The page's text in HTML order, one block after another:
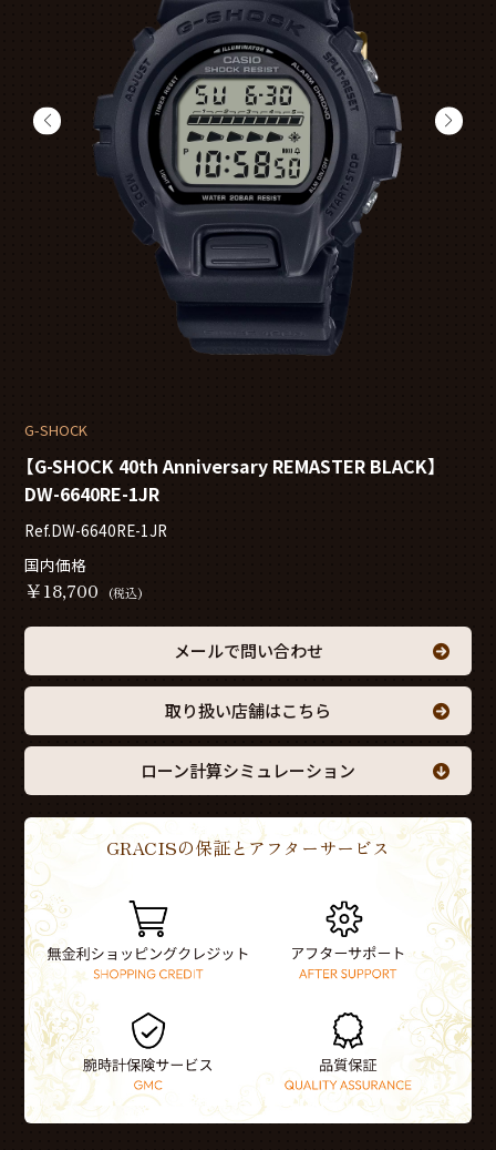
G-SHOCK
【G-SHOCK 40th Anniversary REMASTER BLACK】
DW-6640RE-1JR
Ref.DW-6640RE-1JR
国内価格
￥18,700 (税込)
メールで問い合わせ
取り扱い店舗はこちら
ローン計算シミュレーション
GRACISの保証とアフターサービス